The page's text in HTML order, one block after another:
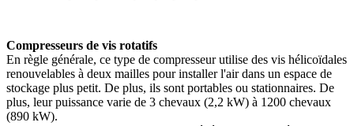
Compresseurs de vis rotatifs
En règle générale, ce type de compresseur utilise des vis hélicoïdales
renouvelables à deux mailles pour installer l'air dans un espace de
stockage plus petit. De plus, ils sont portables ou stationnaires. De
plus, leur puissance varie de 3 chevaux (2,2 kW) à 1200 chevaux
(890 kW).